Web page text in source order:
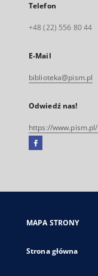
Telefon
+48 (22) 556 80 44
E-Mail
biblioteka@pism.pl
Odwiedź nas!
https://www.pism.pl/
Facebook
się
karcie
MAPA STRONY
Strona główna